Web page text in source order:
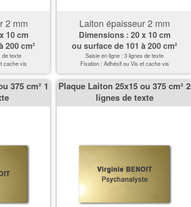
2 mm
10 cm
200 cm²
de texte
cache vis
Laiton épaisseur 2 mm
Dimensions : 20 x 10 cm
ou surface de 101 à 200 cm²
Saisie en ligne : 3 lignes de texte
Fixation : Adhésif ou Vis et cache vis
375 cm² 1
Plaque Laiton 25x15 ou 375 cm² 2
lignes de texte